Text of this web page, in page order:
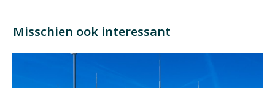
Misschien ook interessant